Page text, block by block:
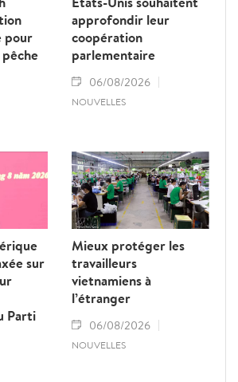
pour
approfondir leur
coopération
parlementaire
06/08/2026
NOUVELLES
sur
Parti
Mieux protéger les
travailleurs
vietnamiens à
l’étranger
06/08/2026
NOUVELLES